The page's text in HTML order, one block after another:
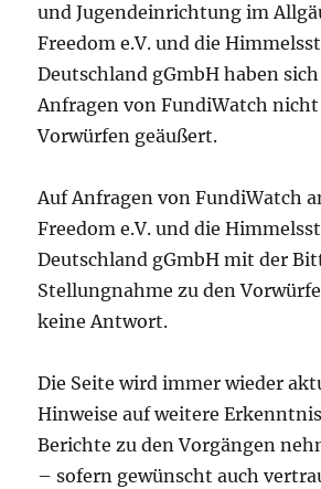
und Jugendeinrichtung im
Freedom e.V. und die
Deutschland gGmbH haben
Anfragen von FundiWatch
Vorwürfen geäußert.
Auf Anfragen von FundiWatch
Freedom e.V. und die
Deutschland gGmbH mit der
Stellungnahme zu den
keine Antwort.
Die Seite wird immer wieder
Hinweise auf weitere
Berichte zu den Vorgängen
– sofern gewünscht auch